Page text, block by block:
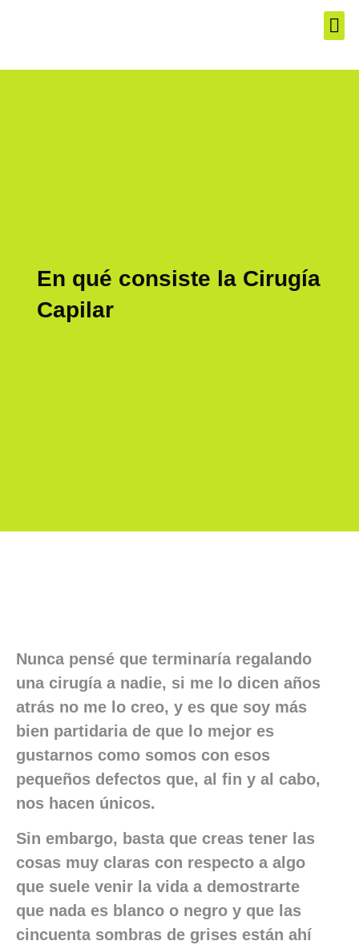
En qué consiste la Cirugía
Capilar
Nunca pensé que terminaría regalando
una cirugía a nadie, si me lo dicen años
atrás no me lo creo, y es que soy más
bien partidaria de que lo mejor es
gustarnos como somos con esos
pequeños defectos que, al fin y al cabo,
nos hacen únicos.
Sin embargo, basta que creas tener las
cosas muy claras con respecto a algo
que suele venir la vida a demostrarte
que nada es blanco o negro y que las
cincuenta sombras de grises están ahí